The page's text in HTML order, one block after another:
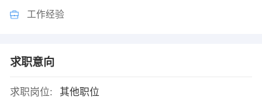
工作经验
求职意向
求职岗位:
其他职位